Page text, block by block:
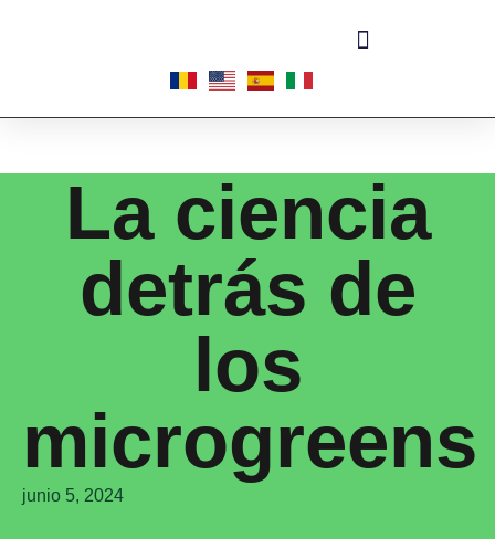
La ciencia
detrás de
los
microgreens
junio 5, 2024